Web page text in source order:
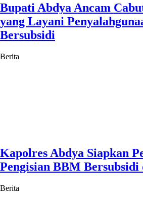
Bupati Abdya Ancam
yang Layani
Bersubsidi
Berita
Kapolres Abdya Siapkan
Pengisian BBM Bersubsidi
Berita